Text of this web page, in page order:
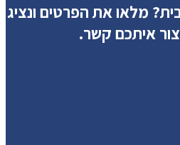
מלאו את הפרטים ונציג
איתכם קשר.